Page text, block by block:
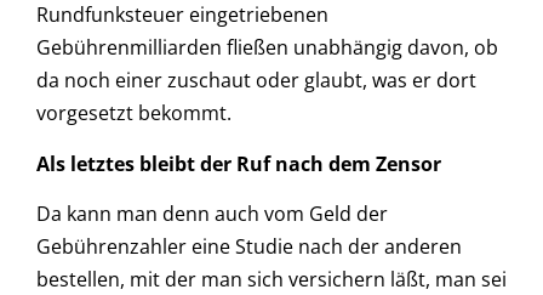
Rundfunksteuer eingetriebenen
Gebührenmilliarden fließen unabhängig davon, ob
da noch einer zuschaut oder glaubt, was er dort
vorgesetzt bekommt.
Als letztes bleibt der Ruf nach dem Zensor
Da kann man denn auch vom Geld der
Gebührenzahler eine Studie nach der anderen
bestellen, mit der man sich versichern läßt, man sei